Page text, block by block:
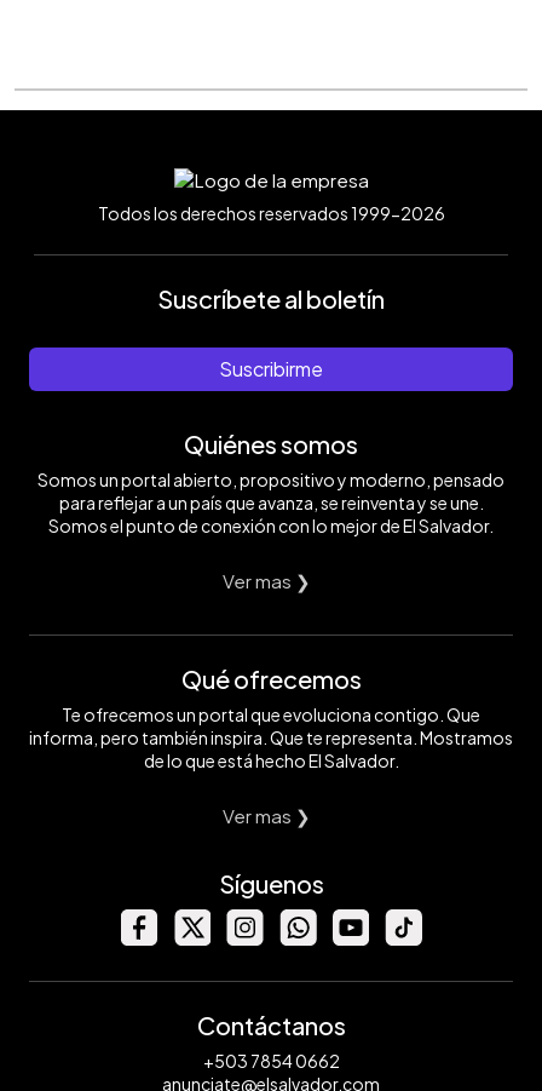
Todos los derechos reservados 1999-2026
Suscríbete al boletín
Suscribirme
Quiénes somos
Somos un portal abierto, propositivo y moderno, pensado
para reflejar a un país que avanza, se reinventa y se une.
Somos el punto de conexión con lo mejor de El Salvador.
Ver mas ❯
Qué ofrecemos
Te ofrecemos un portal que evoluciona contigo. Que
informa, pero también inspira. Que te representa. Mostramos
de lo que está hecho El Salvador.
Ver mas ❯
Síguenos
Contáctanos
+503 7854 0662
anunciate@elsalvador.com